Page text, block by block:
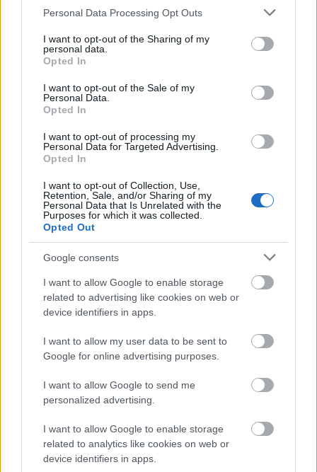
Please note that this website/app uses one or more Google
not limited to your visit or usage behaviour. You may click to
grant or deny consent to Google and its third-party tags to
use your data for below specified purposes in below Google
consent section.
Personal Data Processing Opt Outs
I want to opt-out of the Sharing of my
personal data.
Opted In
I want to opt-out of the Sale of my
Personal Data.
Opted In
I want to opt-out of processing my
Personal Data for Targeted Advertising.
Opted In
I want to opt-out of Collection, Use,
Retention, Sale, and/or Sharing of my
Personal Data that Is Unrelated with the
Purposes for which it was collected.
Opted Out
Google consents
I want to allow Google to enable storage
related to advertising like cookies on web or
device identifiers in apps.
I want to allow my user data to be sent to
Google for online advertising purposes.
I want to allow Google to send me
personalized advertising.
I want to allow Google to enable storage
related to analytics like cookies on web or
device identifiers in apps.
Vezi și
Toamna lacrimilor amare: trei zodii vor
avea numai de suferit
2 zodii care pot pierde totul în vara
anului 2024
5 zodii care vor îmbătrâni frumos